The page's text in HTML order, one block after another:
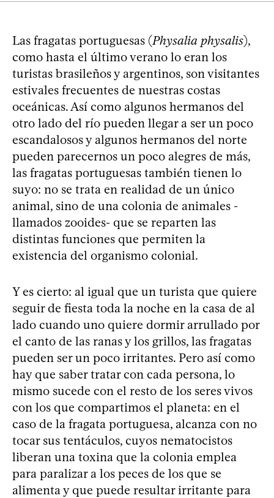
Las fragatas portuguesas (Physalia physalis),
como hasta el último verano lo eran los
turistas brasileños y argentinos, son visitantes
estivales frecuentes de nuestras costas
oceánicas. Así como algunos hermanos del
otro lado del río pueden llegar a ser un poco
escandalosos y algunos hermanos del norte
pueden parecernos un poco alegres de más,
las fragatas portuguesas también tienen lo
suyo: no se trata en realidad de un único
animal, sino de una colonia de animales -
llamados zooides- que se reparten las
distintas funciones que permiten la
existencia del organismo colonial.
Y es cierto: al igual que un turista que quiere
seguir de fiesta toda la noche en la casa de al
lado cuando uno quiere dormir arrullado por
el canto de las ranas y los grillos, las fragatas
pueden ser un poco irritantes. Pero así como
hay que saber tratar con cada persona, lo
mismo sucede con el resto de los seres vivos
con los que compartimos el planeta: en el
caso de la fragata portuguesa, alcanza con no
tocar sus tentáculos, cuyos nematocistos
liberan una toxina que la colonia emplea
para paralizar a los peces de los que se
alimenta y que puede resultar irritante para